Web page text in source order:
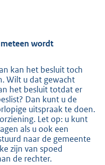
wordt
kan het besluit toch
Wilt u dat gewacht
het besluit totdat er
Dan kunt u de
uitspraak te doen.
Let op: u kunt
als u ook een
naar de gemeente
zijn van spoed
de rechter.